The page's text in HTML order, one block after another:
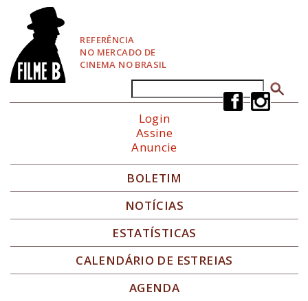
REFERÊNCIA
NO MERCADO DE
CINEMA NO BRASIL
Formulário de busca
Login
Assine
Anuncie
BOLETIM
NOTÍCIAS
ESTATÍSTICAS
CALENDÁRIO DE ESTREIAS
AGENDA